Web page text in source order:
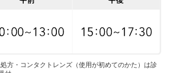
方・コンタクトレンズ（使用が初めてのかた）は診